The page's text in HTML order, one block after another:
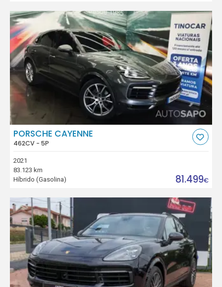
PORSCHE CAYENNE
462CV - 5P
2021
83.123 km
Híbrido (Gasolina)
81.499€